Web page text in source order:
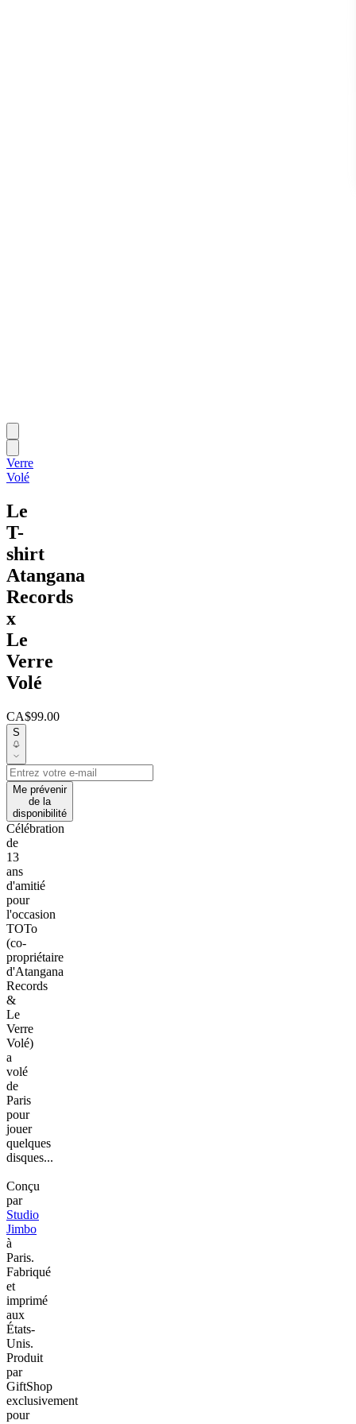
Verre
Volé
Le
T-
shirt
Atangana
Records
x
Le
Verre
Volé
CA$99.00
S
Me prévenir
de la
disponibilité
Célébration
de
13
ans
d'amitié
pour
l'occasion
TOTo
(co-
propriétaire
d'Atangana
Records
&
Le
Verre
Volé)
a
volé
de
Paris
pour
jouer
quelques
disques...
Conçu
par
Studio
Jimbo
à
Paris.
Fabriqué
et
imprimé
aux
États-
Unis.
Produit
par
GiftShop
exclusivement
pour